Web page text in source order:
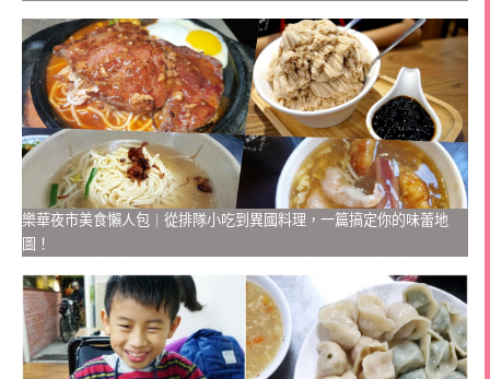
樂華夜市美食懶人包｜從排隊小吃到異國料理，一篇搞定你的味蕾地
圖！